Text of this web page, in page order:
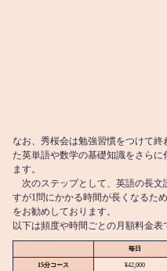
なお、秀桜会は勉強習慣をつけて
た英単語や数学の基礎知識をさら
ます。
次のステップとして、英語の長文
すが1問にかかる時間が長くなるた
をお勧めしております。
以下は頻度や時間ごとの月額料金表
毎日
15分コース ¥42,000